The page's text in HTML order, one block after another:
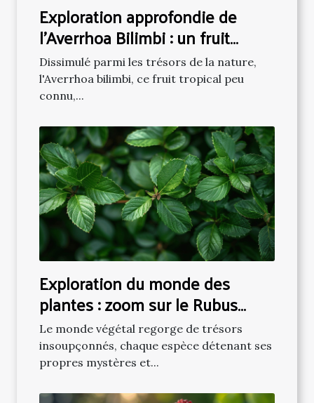
Exploration approfondie de
l'Averrhoa Bilimbi : un fruit
tropical méconnu
Dissimulé parmi les trésors de la nature,
l'Averrhoa bilimbi, ce fruit tropical peu
connu,...
Exploration du monde des
plantes : zoom sur le Rubus
Rosifolius
Le monde végétal regorge de trésors
insoupçonnés, chaque espèce détenant ses
propres mystères et...